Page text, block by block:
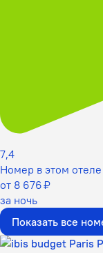
7,4
Номер в этом отеле
от 8 676 ₽
за ночь
Показать все